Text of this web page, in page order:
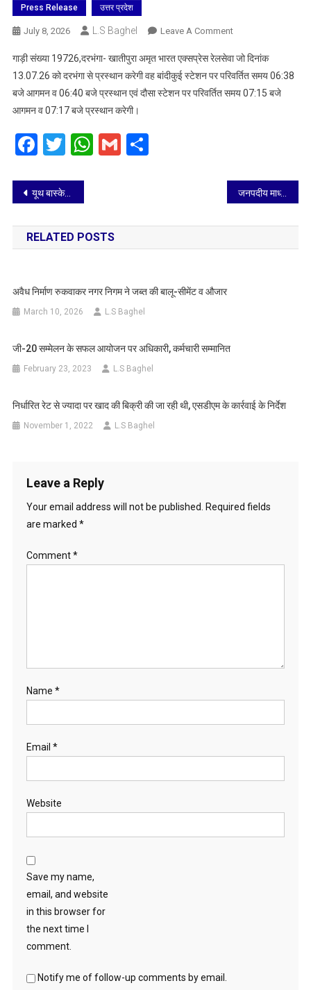
Press Release उत्तर प्रदेश
July 8, 2026 L.S Baghel Leave A CommentOn
खातीपुरा
अमृत
भारत
बांदीकुई
एवं
गाड़ी संख्या 19726,दरभंगा- खातीपुरा अमृत भारत एक्सप्रेस रेलसेवा जो दिनांक
13.07.26 को दरभंगा से प्रस्थान करेगी वह बांदीकुई स्टेशन पर परिवर्तित समय 06:38
बजे आगमन व 06:40 बजे प्रस्थान एवं दौसा स्टेशन पर परिवर्तित समय 07:15 बजे
आगमन व 07:17 बजे प्रस्थान करेगी।
Facebook
Twitter
WhatsApp
GmailShare
Post
navigation
यूथ बास्केटबॉल खिलाड़ियों का शिविर प्रारंभ जनपदीय माध्यमिक विद्यालय नेहरू हॉकी कप 16 जुलाई को एकलव्य स्टेडियम में
RELATED POSTS
अवैध निर्माण रुकवाकर नगर निगम ने जब्त की बालू-सीमेंट व औजार
March 10, 2026 L.S Baghel
जी-20 सम्मेलन के सफल आयोजन पर अधिकारी, कर्मचारी सम्मानित
February 23, 2023 L.S Baghel
निर्धारित रेट से ज्यादा पर खाद की बिक्री की जा रही थी, एसडीएम के कार्रवाई के निर्देश
November 1, 2022 L.S Baghel
Leave a Reply
Your email address will not be published.
Required fields
are marked *
Comment*
Name *
Email *
Website
Save my name,
email, and website
in this browser for
the next time I
comment.
Notify me of follow-up comments by email.